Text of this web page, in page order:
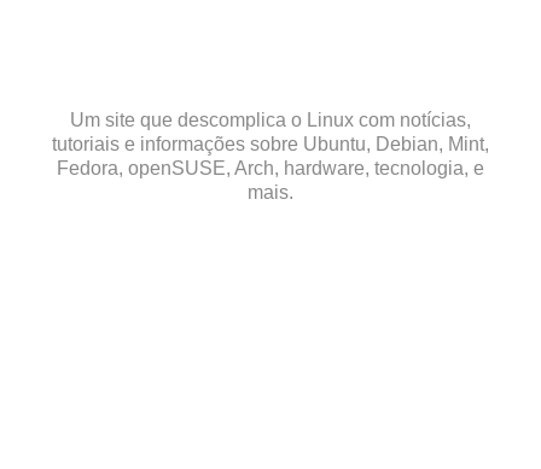
Um site que descomplica o Linux com notícias,
tutoriais e informações sobre Ubuntu, Debian, Mint,
Fedora, openSUSE, Arch, hardware, tecnologia, e
mais.